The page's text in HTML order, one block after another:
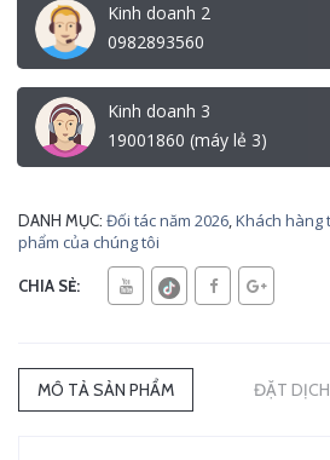
Kinh doanh 2
0982893560
Kinh doanh 3
19001860 (máy lẻ 3)
DANH MỤC: Đối tác năm 2026,Khách hàng
phẩm của chúng tôi
CHIA SẺ:
MÔ TẢ SẢN PHẨM ĐẶT